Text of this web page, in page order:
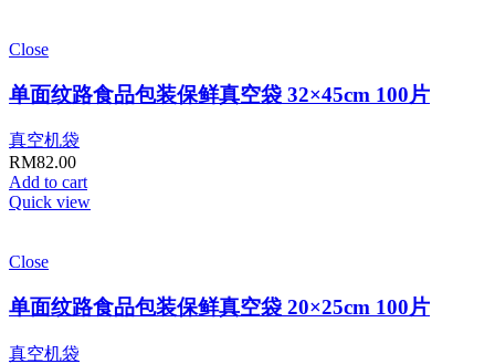
Close
单面纹路食品包装保鲜真空袋 32×45cm 100片
真空机袋
RM82.00
Add to cart
Quick view
Close
单面纹路食品包装保鲜真空袋 20×25cm 100片
真空机袋